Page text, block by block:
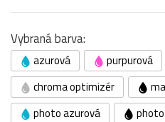
Vybraná barva:
azurová purpurová
chroma optimizér
photo azurová